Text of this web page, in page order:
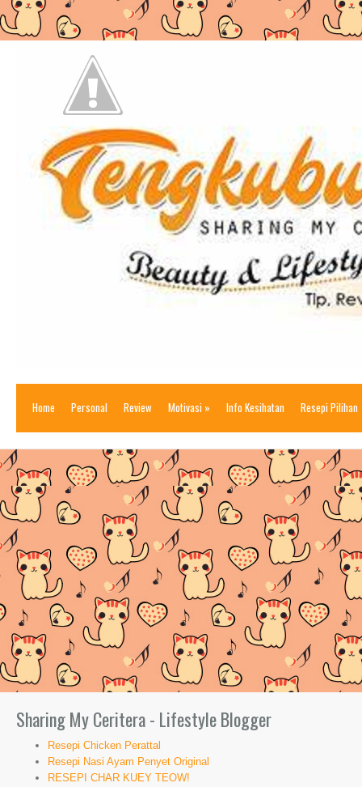
Home Personal Review Motivasi » Info Kesihatan Resepi Pilihan
Sharing My Ceritera - Lifestyle Blogger
Resepi Chicken Perattal
Resepi Nasi Ayam Penyet Original
RESEPI CHAR KUEY TEOW!